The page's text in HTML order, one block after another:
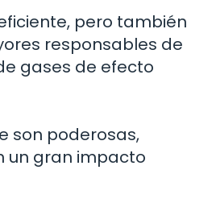
pero también
responsables de
gases de efecto
son poderosas,
un gran impacto